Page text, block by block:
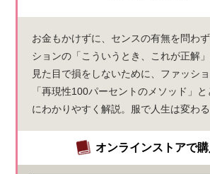
お金もかけずに、センスの有無を問わ
ションの「こういうとき、これが正解」
見た目で損をしないために、ファッシ
「再現性100パーセントのメソッド」
にわかりやすく解説。服で人生は変わる
オンラインストアで